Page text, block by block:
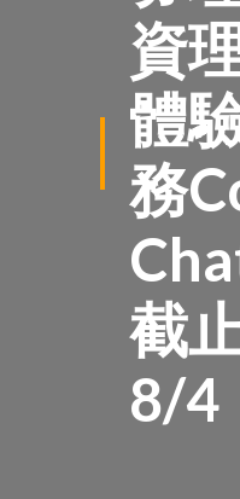
資
體
務
截
8/4